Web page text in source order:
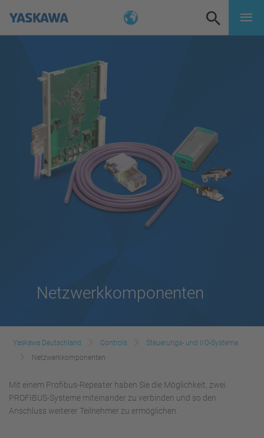
Netzwerkkomponenten
Yaskawa Deutschland Controls
Steuerungs- und I/O-Systeme
Netzwerkkomponenten
Mit einem Profibus-Repeater haben Sie die Möglichkeit, zwei
PROFIBUS-Systeme miteinander zu verbinden und so den
Anschluss weiterer Teilnehmer zu ermöglichen.